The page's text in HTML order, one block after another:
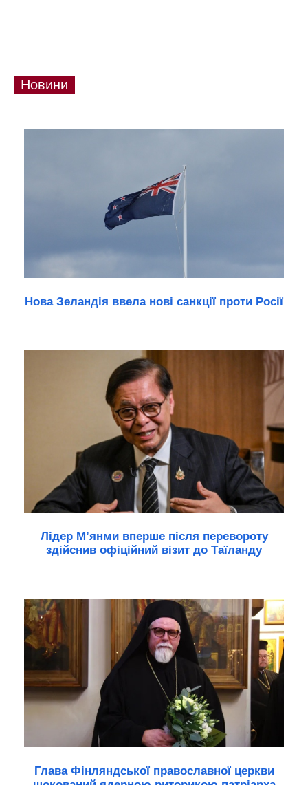
Новини
Нова Зеландія ввела нові санкції проти Росії
Лідер М’янми вперше після перевороту
здійснив офіційний візит до Таїланду
Глава Фінляндської православної церкви